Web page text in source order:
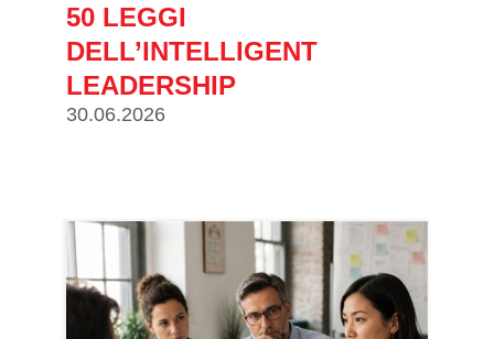
50 LEGGI
DELL’INTELLIGENT
LEADERSHIP
30.06.2026